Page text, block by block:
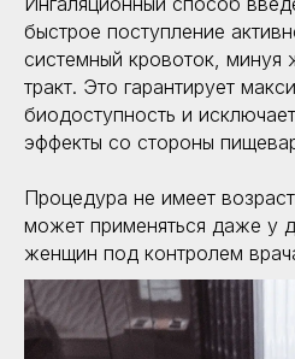
быстрое поступление
системный кровоток,
тракт. Это гарантирует
биодоступность и
эффекты со стороны
Процедура не имеет
может применяться даже у
женщин под контролем